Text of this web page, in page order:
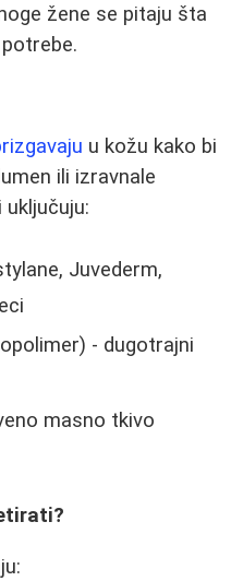
žene se pitaju šta
u kožu kako bi
ili izravnale
Juvederm,
- dugotrajni
masno tkivo